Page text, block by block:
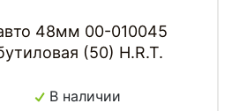
(50) H.R.T.
В наличии